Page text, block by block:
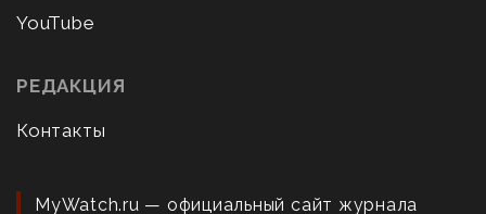
YouTube
РЕДАКЦИЯ
Контакты
MyWatch.ru — официальный сайт журнала